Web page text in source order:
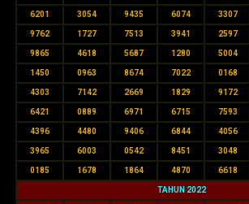
6201 3054 9435 6074 3307
9762 1727 7513 3941 2597
9865 4618 5687 1280 5004
1450 0963 8674 7022 0168
4303 7142 2669 1829 9172
6421 0889 6971 6715 7593
4396 4480 9406 6844 4056
3965 6003 0542 8451 3048
0185 1678 1864 4870 6618
TAHUN 2022